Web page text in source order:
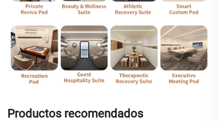
Productos recomendados